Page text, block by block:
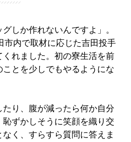
しか作れないんですよ」。
市内で取材に応じた吉田投手
れました。初の寮生活を前
とを少しでもやるようにな
り、腹が減ったら何か自分
ずかしそうに笑顔を織り交
く、すらすら質問に答えま